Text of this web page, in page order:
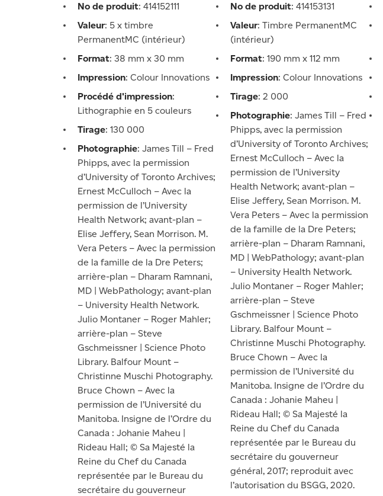
No de produit: 414152111
Valeur: 5 x timbre
PermanentMC (intérieur)
Format: 38 mm x 30 mm
Impression: Colour Innovations
Procédé d'impression:
Lithographie en 5 couleurs
Tirage: 130 000
Photographie: James Till – Fred
Phipps, avec la permission
d’University of Toronto Archives;
Ernest McCulloch – Avec la
permission de l’University
Health Network; avant-plan –
Elise Jeffery, Sean Morrison. M.
Vera Peters – Avec la permission
de la famille de la Dre Peters;
arrière-plan – Dharam Ramnani,
MD | WebPathology; avant-plan
– University Health Network.
Julio Montaner – Roger Mahler;
arrière-plan – Steve
Gschmeissner | Science Photo
Library. Balfour Mount –
Christinne Muschi Photography.
Bruce Chown – Avec la
permission de l’Université du
Manitoba. Insigne de l’Ordre du
Canada : Johanie Maheu |
Rideau Hall; © Sa Majesté la
Reine du Chef du Canada
représentée par le Bureau du
secrétaire du gouverneur
No de produit: 414153131
Valeur: Timbre PermanentMC
(intérieur)
Format: 190 mm x 112 mm
Impression: Colour Innovations
Tirage: 2 000
Photographie: James Till – Fred
Phipps, avec la permission
d’University of Toronto Archives;
Ernest McCulloch – Avec la
permission de l’University
Health Network; avant-plan –
Elise Jeffery, Sean Morrison. M.
Vera Peters – Avec la permission
de la famille de la Dre Peters;
arrière-plan – Dharam Ramnani,
MD | WebPathology; avant-plan
– University Health Network.
Julio Montaner – Roger Mahler;
arrière-plan – Steve
Gschmeissner | Science Photo
Library. Balfour Mount –
Christinne Muschi Photography.
Bruce Chown – Avec la
permission de l’Université du
Manitoba. Insigne de l’Ordre du
Canada : Johanie Maheu |
Rideau Hall; © Sa Majesté la
Reine du Chef du Canada
représentée par le Bureau du
secrétaire du gouverneur
général, 2017; reproduit avec
l’autorisation du BSGG, 2020.